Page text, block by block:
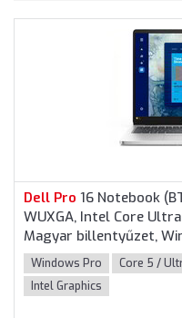
Dell Pro 16 Notebook
WUXGA, Intel Core Ultra
Magyar billentyűzet,
garancia, Platinaszürke
Windows Pro Core 5 /
Intel Graphics